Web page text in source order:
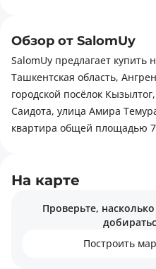
Обзор от SalomUy
SalomUy предлагает купить
Ташкентская область,
городской посёлок
Саидота, улица Амира
квартира общей площадью
Для комфортной жизни в
необходимое: религиозные
природе, медицинские
На карте
Проверьте,
Построить